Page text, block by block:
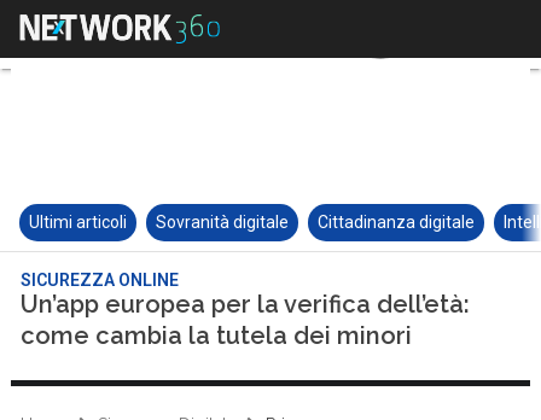
Ultimi articoli Sovranità digitale Cittadinanza digitale
SICUREZZA ONLINE
Un’app europea per la verifica dell’età:
come cambia la tutela dei minori